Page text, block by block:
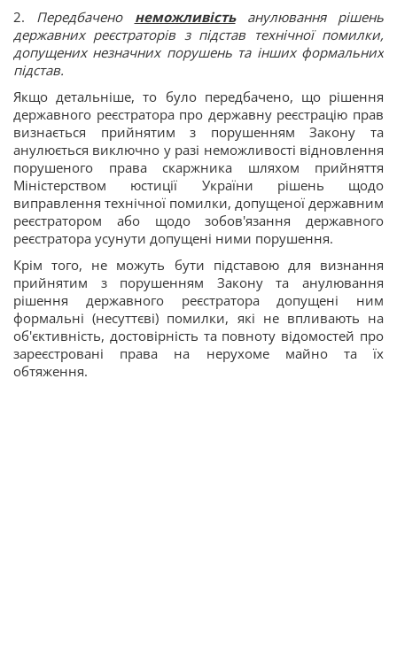
2. Передбачено неможливістьанулювання рішень
державних реєстраторів з підстав технічної помилки,
допущених незначних порушень та інших формальних
підстав.
Якщо детальніше, то було передбачено, що рішення
державного реєстратора про державну реєстрацію прав
визнається прийнятим з порушенням Закону та
анулюється виключно у разі неможливості відновлення
порушеного права скаржника шляхом прийняття
Міністерством юстиції України рішень щодо
виправлення технічної помилки, допущеної державним
реєстратором або щодо зобов'язання державного
реєстратора усунути допущені ними порушення.
Крім того, не можуть бути підставою для визнання
прийнятим з порушенням Закону та анулювання
рішення державного реєстратора допущені ним
формальні (несуттєві) помилки, які не впливають на
об'єктивність, достовірність та повноту відомостей про
зареєстровані права на нерухоме майно та їх
обтяження.